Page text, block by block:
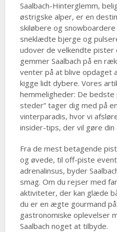
Saalbach-Hinterglemm,
østrigske alper, er en
skiløbere og
sneklædte bjerge og
udover de velkendte
gemmer Saalbach på en
venter på at blive opdaget
kigge lidt dybere. Vores
hemmeligheder: De
steder” tager dig med på
vinterparadis, hvor vi
insider-tips, der vil gøre
Fra de mest betagende
og øvede, til off-piste
adrenalinsus, byder
smag. Om du rejser med
aktiviteter, der kan glæde
du er en ægte gourmand
gastronomiske oplevelser
Saalbach noget at tilbyde.